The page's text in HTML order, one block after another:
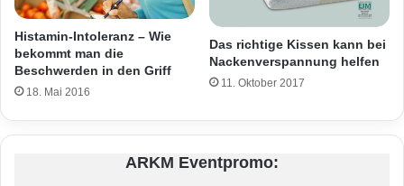
Histamin-Intoleranz – Wie
bekommt man die
Beschwerden in den Griff
18. Mai 2016
Das richtige Kissen kann bei
Nackenverspannung helfen
11. Oktober 2017
ARKM Eventpromo: